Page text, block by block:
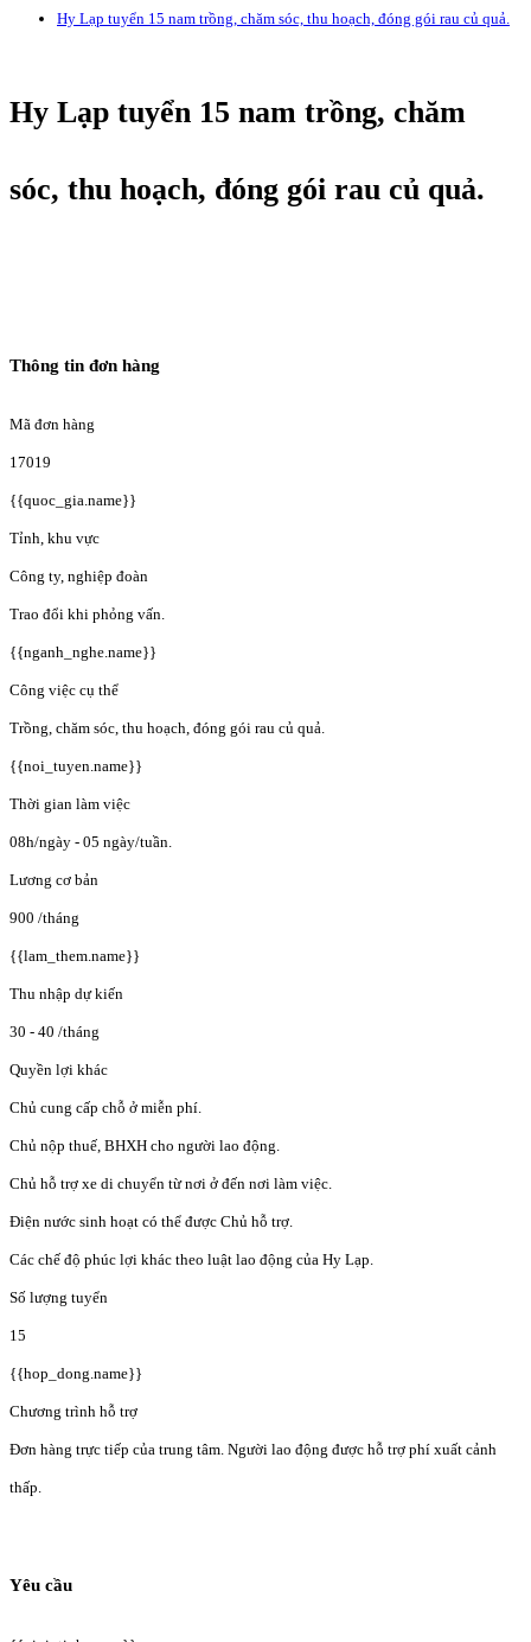
Hy Lạp tuyển 15 nam trồng, chăm sóc, thu hoạch, đóng gói rau củ quả.
Hy Lạp tuyển 15 nam trồng, chăm
sóc, thu hoạch, đóng gói rau củ quả.
Thông tin đơn hàng
Mã đơn hàng
17019
{{quoc_gia.name}}
Tỉnh, khu vực
Công ty, nghiệp đoàn
Trao đổi khi phỏng vấn.
{{nganh_nghe.name}}
Công việc cụ thể
Trồng, chăm sóc, thu hoạch, đóng gói rau củ quả.
{{noi_tuyen.name}}
Thời gian làm việc
08h/ngày - 05 ngày/tuần.
Lương cơ bản
900 /tháng
{{lam_them.name}}
Thu nhập dự kiến
30 - 40 /tháng
Quyền lợi khác
Chủ cung cấp chỗ ở miễn phí.
Chủ nộp thuế, BHXH cho người lao động.
Chủ hỗ trợ xe di chuyển từ nơi ở đến nơi làm việc.
Điện nước sinh hoạt có thể được Chủ hỗ trợ.
Các chế độ phúc lợi khác theo luật lao động của Hy Lạp.
Số lượng tuyển
15
{{hop_dong.name}}
Chương trình hỗ trợ
Đơn hàng trực tiếp của trung tâm. Người lao động được hỗ trợ phí xuất cảnh
thấp.
Yêu cầu